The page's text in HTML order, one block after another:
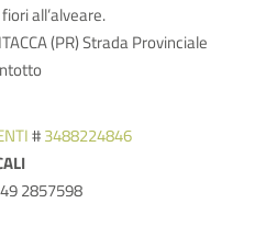
all’alveare.
(PR) Strada Provinciale
#3488224846
2857598